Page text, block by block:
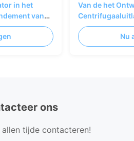
in het
van
Industriële
Van de het
stofextractie
Ventilator
Nu
ons
tijde contacteren!